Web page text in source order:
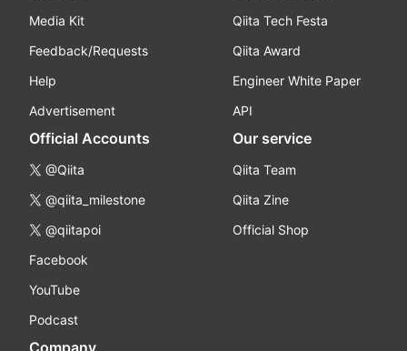
Media Kit
Feedback/Requests
Help
Advertisement
Qiita Tech Festa
Qiita Award
Engineer White Paper
API
Official Accounts
@Qiita
@qiita_milestone
@qiitapoi
Facebook
YouTube
Podcast
Our service
Qiita Team
Qiita Zine
Official Shop
Company